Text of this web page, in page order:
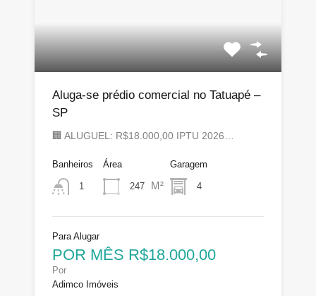
Aluga-se prédio comercial no Tatuapé –
SP
🏢 ALUGUEL: R$18.000,00 IPTU 2026…
Banheiros
1
Área
247 M²
Garagem
4
Para Alugar
POR MÊS R$18.000,00
Por
Adimco Imóveis